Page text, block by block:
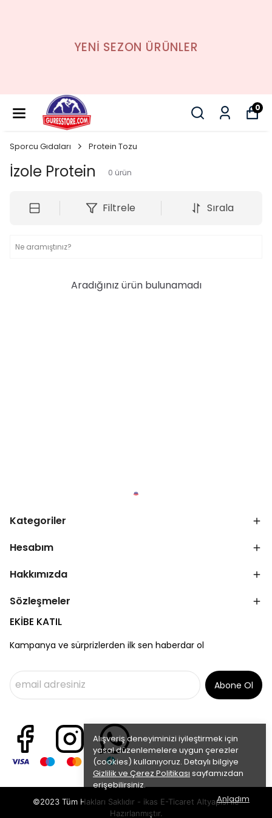
YENİ SEZON ÜRÜNLER
0
Alışveriş deneyiminizi iyileştirmek için
yasal düzenlemelere uygun çerezler
(cookies) kullanıyoruz. Detaylı bilgiye
Gizlilik ve Çerez Politikası sayfamızdan
erişebilirsiniz.
Anladım
Sporcu Gıdaları Protein Tozu
İzole Protein 0 ürün
Filtrele Sırala
Aradığınız ürün bulunamadı
Kategoriler
Hesabım
Hakkımızda
Sözleşmeler
EKİBE KATIL
Kampanya ve sürprizlerden ilk sen haberdar ol
Abone Ol
©2023 Tüm Hakları Saklıdır - ikas E-Ticaret Altyapısı ile
Hazırlanmıştır.